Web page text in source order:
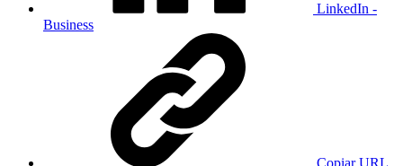
LinkedIn -
Business